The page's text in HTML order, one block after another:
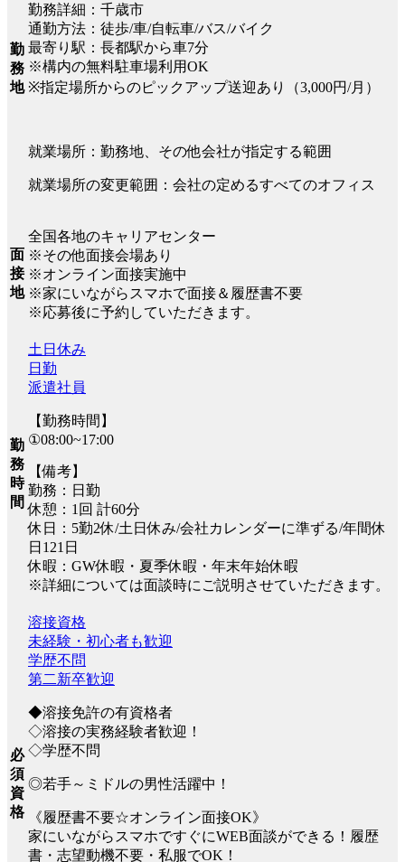
勤
務
地
勤務詳細：千歳市
通勤方法：徒歩/車/自転車/バス/バイク
最寄り駅：長都駅から車7分
※構内の無料駐車場利用OK
※指定場所からのピックアップ送迎あり（3,000円/月）
就業場所：勤務地、その他会社が指定する範囲
就業場所の変更範囲：会社の定めるすべてのオフィス
面
接
地
全国各地のキャリアセンター
※その他面接会場あり
※オンライン面接実施中
※家にいながらスマホで面接＆履歴書不要
※応募後に予約していただきます。
勤
務
時
間
土日休み
日勤
派遣社員
【勤務時間】
①08:00~17:00
【備考】
勤務：日勤
休憩：1回 計60分
休日：5勤2休/土日休み/会社カレンダーに準ずる/年間休
日121日
休暇：GW休暇・夏季休暇・年末年始休暇
※詳細については面談時にご説明させていただきます。
必
須
資
格
溶接資格
未経験・初心者も歓迎
学歴不問
第二新卒歓迎
◆溶接免許の有資格者
◇溶接の実務経験者歓迎！
◇学歴不問
◎若手～ミドルの男性活躍中！
《履歴書不要☆オンライン面接OK》
家にいながらスマホですぐにWEB面談ができる！履歴
書・志望動機不要・私服でOK！